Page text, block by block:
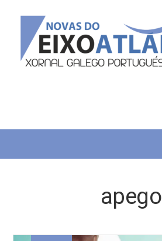
apego